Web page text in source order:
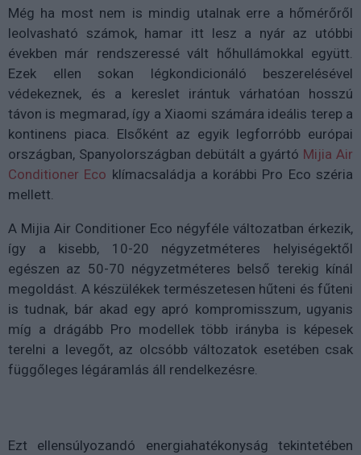
Még ha most nem is mindig utalnak erre a hőmérőről
leolvasható számok, hamar itt lesz a nyár az utóbbi
években már rendszeressé vált hőhullámokkal együtt.
Ezek ellen sokan légkondicionáló beszerelésével
védekeznek, és a kereslet irántuk várhatóan hosszú
távon is megmarad, így a Xiaomi számára ideális terep a
kontinens piaca. Elsőként az egyik legforróbb európai
országban, Spanyolországban debütált a gyártó Mijia Air
Conditioner Eco klímacsaládja a korábbi Pro Eco széria
mellett.
A Mijia Air Conditioner Eco négyféle változatban érkezik,
így a kisebb, 10-20 négyzetméteres helyiségektől
egészen az 50-70 négyzetméteres belső terekig kínál
megoldást. A készülékek természetesen hűteni és fűteni
is tudnak, bár akad egy apró kompromisszum, ugyanis
míg a drágább Pro modellek több irányba is képesek
terelni a levegőt, az olcsóbb változatok esetében csak
függőleges légáramlás áll rendelkezésre.
Ezt ellensúlyozandó energiahatékonyság tekintetében